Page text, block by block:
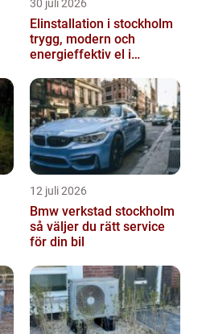
30 juli 2026
Elinstallation i stockholm
trygg, modern och
energieffektiv el i
12 juli 2026
Bmw verkstad stockholm
så väljer du rätt service
för din bil